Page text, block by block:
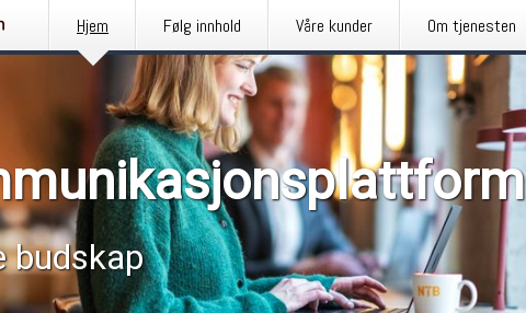
Hjem Følg innhold Våre kunder Om tjenesten
budskap